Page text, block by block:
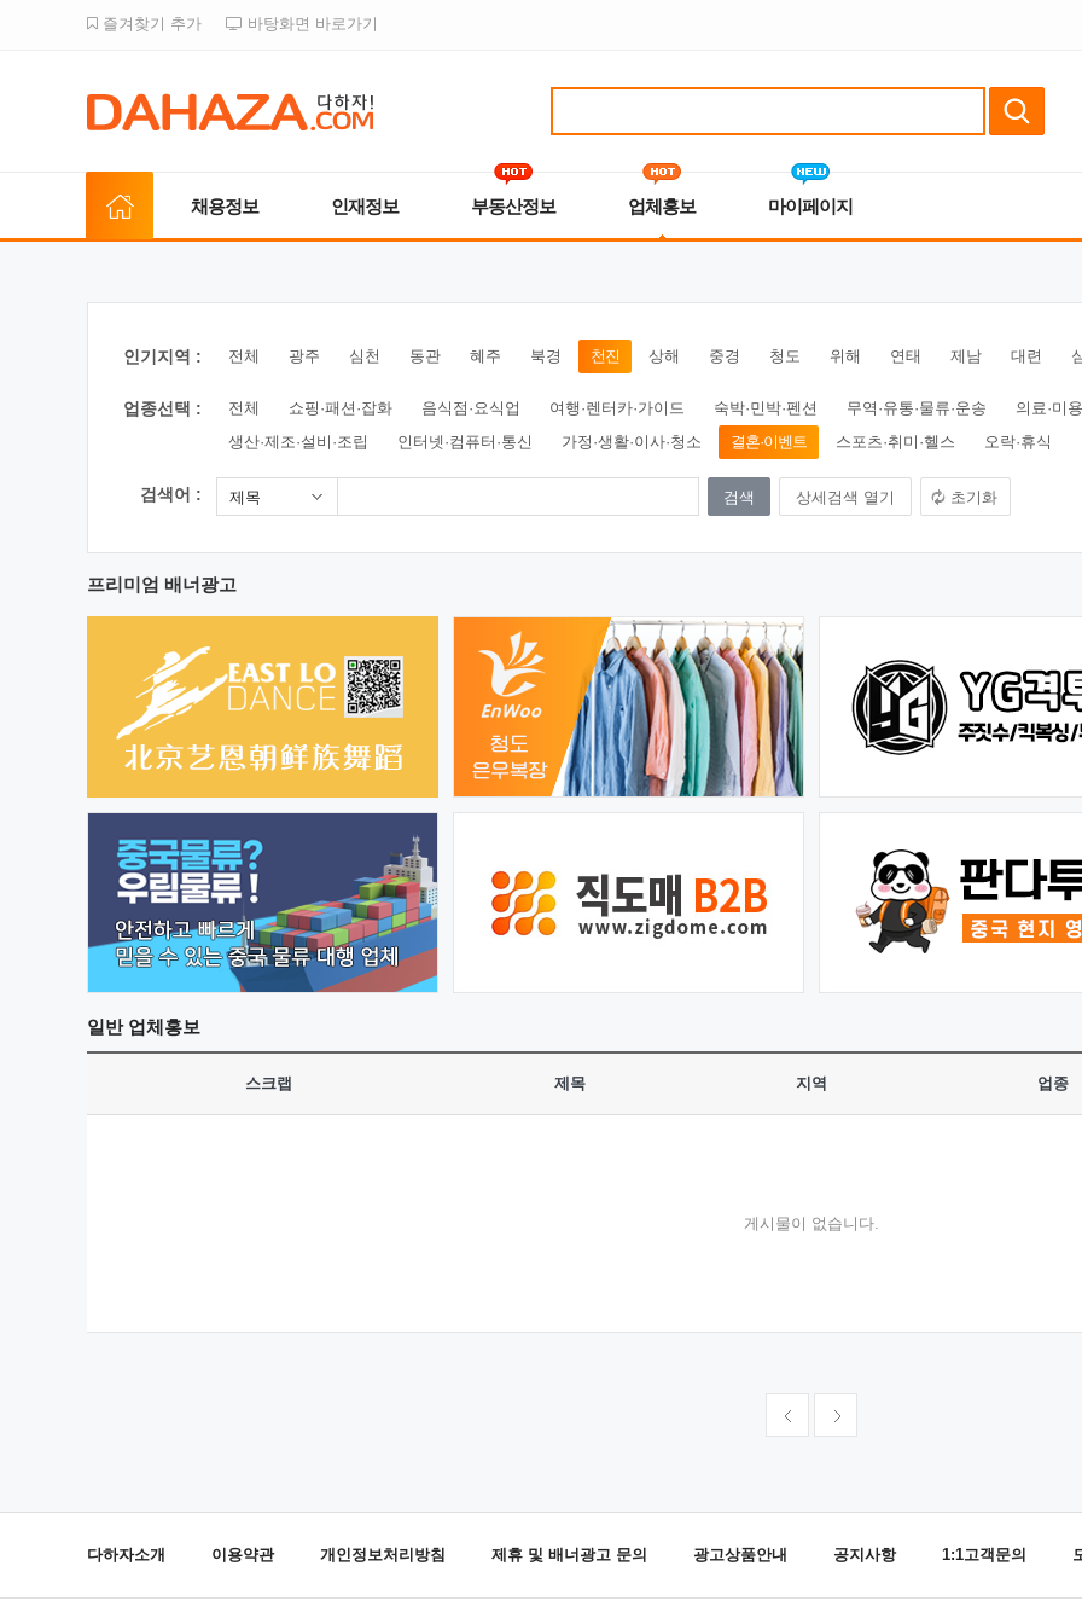
즐겨찾기 추가 바탕화면 바로가기
채용정보 인재정보 부동산정보 업체홍보 마이페이지
인기지역 : 전체 광주 심천 동관 혜주 북경 천진 상해 중경 청도 위해 연태 제남 대련
업종선택 : 전체 쇼핑·패션·잡화 음식점·요식업 여행·렌터카·가이드 숙박·민박·펜션 무역·유통·물류·운송
의료·미
생산·제조·설비·조립
인터넷·컴퓨터·통신 가정·생활·이사·청소 결혼·이벤트 스포츠·취미·헬스 오락·휴식
검색어 : 제목 상세검색 열기 초기화
프리미엄 배너광고
일반업체홍보
스크랩 제목 지역 업종
게시물이 없습니다.
다하자소개 이용약관 개인정보처리방침 제휴 및 배너광고 문의 광고상품안내 공지사항 1:1고객문의